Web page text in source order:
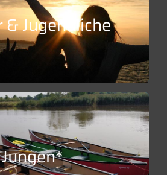
& Jugendliche
Wachstum in der Natur
lesen…
Jungen*
und Stärke erfahren
Weiter lesen…